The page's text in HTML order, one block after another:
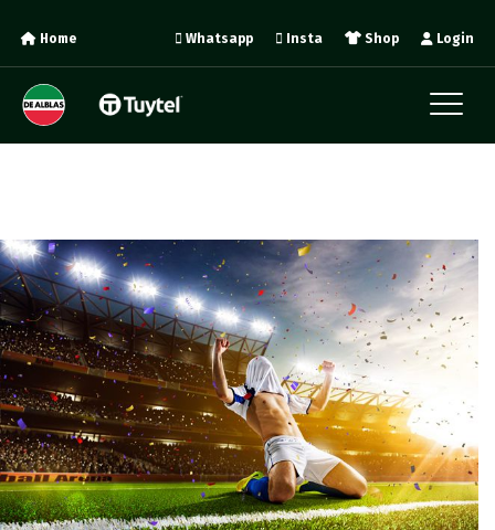
Home Login
Shop
Insta
Whatsapp